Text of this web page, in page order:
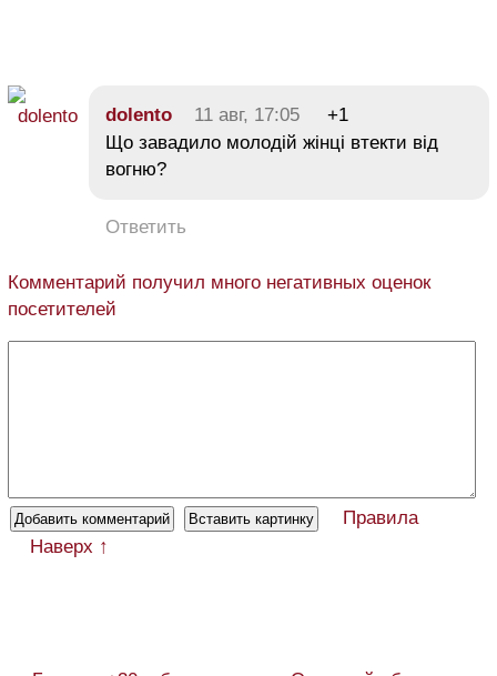
dolento 11 авг, 17:05
+1
Що завадило молодій жінці втекти від
вогню?
Ответить
Комментарий получил много негативных оценок
посетителей
Правила
Наверх ↑